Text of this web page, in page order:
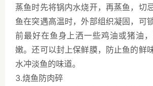
蒸鱼时先将锅内水烧开，再蒸鱼，切
鱼在突遇高温时，外部组织凝固，可
前最好在鱼身上洒一些鸡油或猪油
嫩。还可以封上保鲜膜，防止鱼的鲜
水冲淡鱼的味道。
3.烧鱼防肉碎